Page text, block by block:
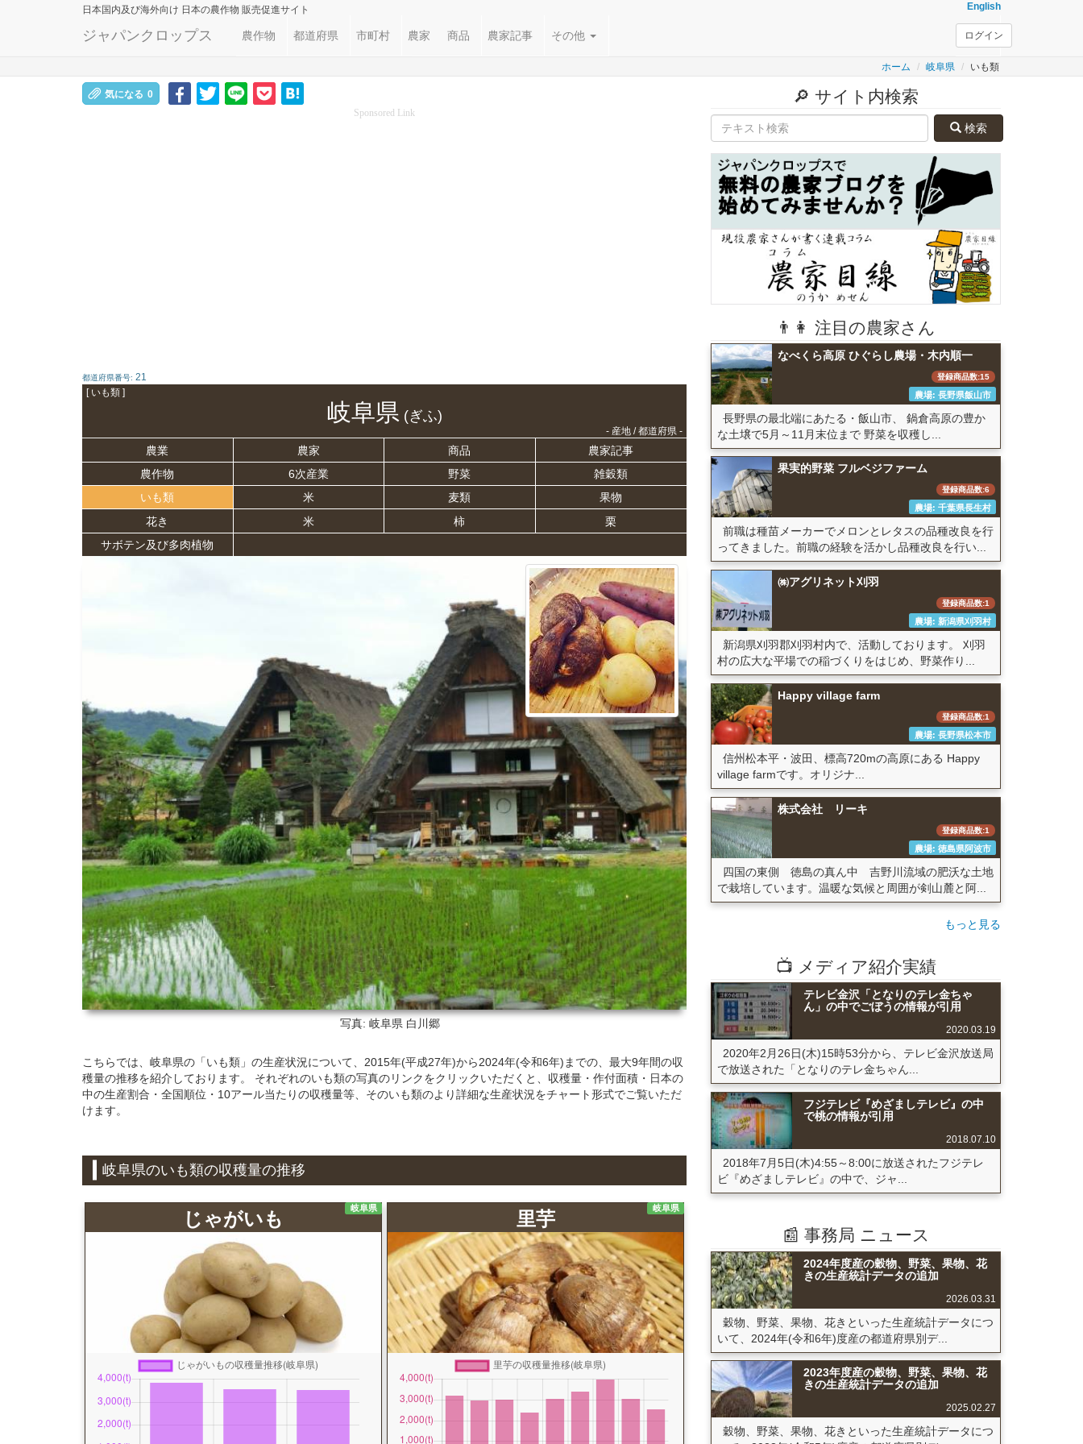
日本国内及び海外向け 日本の農作物 販売促進サイト English
ジャパンクロップス 農作物 都道府県 市町村 農家 商品 農家記事 その他 ログイン
ホーム 岐阜県 いも類
気になる 0
Sponsored Link
都道府県番号: 21
[ いも類 ]
岐阜県(ぎふ)
- 産地 / 都道府県 -
農業 農家 商品
農家記事
農作物
6次産業 野菜
雑穀類
いも類
米 麦類
果物
花き
米 柿
栗
サボテン及び多肉植物
写真: 岐阜県 白川郷
こちらでは、岐阜県の「いも類」の生産状況について、2015年(平成27年)から2024年(令和6年)までの、最大9年間の収
穫量の推移を紹介しております。 それぞれのいも類の写真のリンクをクリックいただくと、収穫量・作付面積・日本の
中の生産割合・全国順位・10アール当たりの収穫量等、そのいも類のより詳細な生産状況をチャート形式でご覧いただ
けます。
岐阜県のいも類の収穫量の推移
岐阜県
じゃがいも 岐阜県
里芋
🔎 サイト内検索
検索
👨👩 注目の農家さん
なべくら高原 ひぐらし農場・木内順一
登録商品数:15
農場: 長野県飯山市
長野県の最北端にあたる・飯山市、 鍋倉高原の豊か
な土壌で5月～11月末位まで 野菜を収穫し...
果実的野菜 フルベジファーム
登録商品数:6
農場: 千葉県長生村
前職は種苗メーカーでメロンとレタスの品種改良を行
ってきました。前職の経験を活かし品種改良を行い...
㈱アグリネット刈羽
登録商品数:1
農場: 新潟県刈羽村
新潟県刈羽郡刈羽村内で、活動しております。 刈羽
村の広大な平場での稲づくりをはじめ、野菜作り...
Happy village farm
登録商品数:1
農場: 長野県松本市
信州松本平・波田、標高720mの高原にある Happy
village farmです。オリジナ...
株式会社 リーキ
登録商品数:1
農場: 徳島県阿波市
四国の東側 徳島の真ん中 吉野川流域の肥沃な土地
で栽培しています。温暖な気候と周囲が剣山麓と阿...
もっと見る
📺 メディア紹介実績
テレビ金沢「となりのテレ金ちゃ
ん」の中でごぼうの情報が引用
2020.03.19
2020年2月26日(木)15時53分から、テレビ金沢放送局
で放送された「となりのテレ金ちゃん...
フジテレビ『めざましテレビ』の中
で桃の情報が引用
2018.07.10
2018年7月5日(木)4:55～8:00に放送されたフジテレ
ビ『めざましテレビ』の中で、ジャ...
📰 事務局 ニュース
2024年度産の穀物、野菜、果物、花
きの生産統計データの追加
2026.03.31
穀物、野菜、果物、花きといった生産統計データにつ
いて、2024年(令和6年)度産の都道府県別デ...
2023年度産の穀物、野菜、果物、花
きの生産統計データの追加
2025.02.27
穀物、野菜、果物、花きといった生産統計データにつ